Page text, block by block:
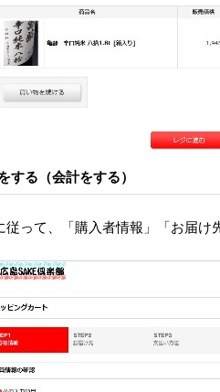
する（会計をする）
従って、「購入者情報」「お届け